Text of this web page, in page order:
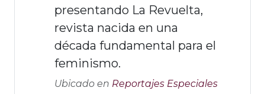
presentando La Revuelta,
revista nacida en una
década fundamental para el
feminismo.
Ubicado en Reportajes Especiales